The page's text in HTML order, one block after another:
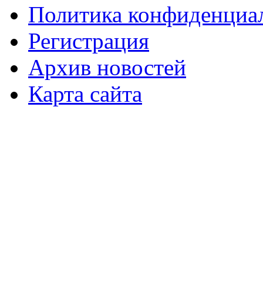
Политика
Регистрация
Архив новостей
Карта сайта